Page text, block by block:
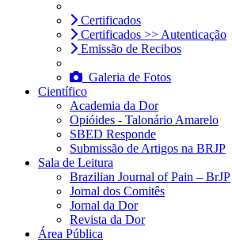
Certificados
Certificados >> Autenticação
Emissão de Recibos
Galeria de Fotos
Científico
Academia da Dor
Opióides - Talonário Amarelo
SBED Responde
Submissão de Artigos na BRJP
Sala de Leitura
Brazilian Journal of Pain – BrJP
Jornal dos Comitês
Jornal da Dor
Revista da Dor
Área Pública